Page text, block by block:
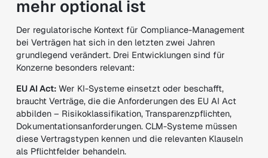
mehr optional ist
Der regulatorische Kontext für Compliance-Management
bei Verträgen hat sich in den letzten zwei Jahren
grundlegend verändert. Drei Entwicklungen sind für
Konzerne besonders relevant:
EU AI Act:Wer KI-Systeme einsetzt oder beschafft,
braucht Verträge, die die Anforderungen des EU AI Act
abbilden – Risikoklassifikation, Transparenzpflichten,
Dokumentationsanforderungen. CLM-Systeme müssen
diese Vertragstypen kennen und die relevanten Klauseln
als Pflichtfelder behandeln.